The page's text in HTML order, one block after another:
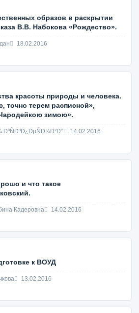
образов в раскрытии
В.В. Набокова «Рождество».
18.02.2016
красоты природы и человека.
точно терем расписной»,
зимою».
ÐºÑÐºÐ¿ÐµÑÐ¾Ð²Ð° 14.02.2016
и что такое
Кадеровна 14.02.2016
к ВОУД
13.02.2016